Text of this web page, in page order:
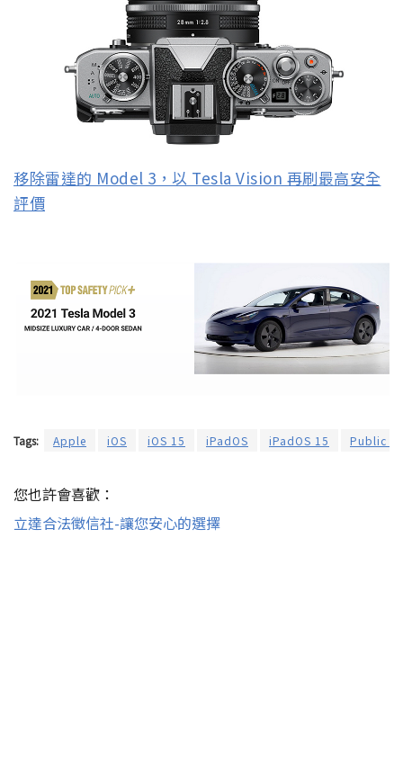
移除雷達的 Model 3，以 Tesla Vision 再刷最高安全
評價
Tags: Apple iOS iOS 15 iPadOS iPadOS 15 Public
您也許會喜歡：
立達合法徵信社-讓您安心的選擇